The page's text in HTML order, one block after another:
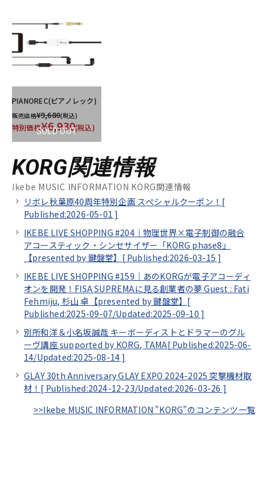
SOLD OUT
PIANOREC(ピアノレック)
販売価格¥9,680(税込)
特別価格¥6,930(税込)
KORG関連情報
Ikebe MUSIC INFORMATION KORG関連情報
リボレ秋葉原40周年特別企画 スぺシャルクーポン！[
Published:2026-05-01 ]
IKEBE LIVE SHOPPING #204｜物理世界×電子制御の融合
アコースティック・シンセサイザー「KORG phase8」
【presented by 鍵盤堂】[ Published:2026-03-15 ]
IKEBE LIVE SHOPPING #159｜あのKORGが電子アコーディ
オンを開発！FISA SUPREMAに見る創業者の夢 Guest : Fati
Fehmiju, 杉山 卓【presented by 鍵盤堂】[
Published:2025-09-07/Updated:2025-09-10 ]
別所和洋＆小名坂誠哉 キーボーディストとドラマーのグル
ーヴ講座 supported by KORG, TAMA[ Published:2025-06-
14/Updated:2025-08-14 ]
GLAY 30th Anniversary GLAY EXPO 2024-2025 突撃機材取
材！[ Published:2024-12-23/Updated:2026-03-26 ]
>>Ikebe MUSIC INFORMATION "KORG"のコンテンツ一覧